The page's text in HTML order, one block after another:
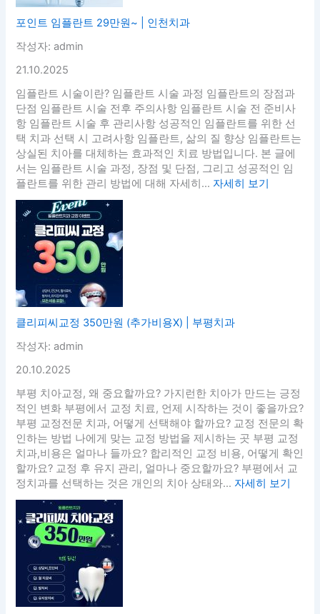
포인트 임플란트 29만원~ | 인천치과
작성자: admin
21.10.2025
임플란트 시술이란? 임플란트 시술 과정 임플란트의 장점과
단점 임플란트 시술 전후 주의사항 임플란트 시술 전 준비사
항 임플란트 시술 후 관리사항 성공적인 임플란트를 위한 선
택 치과 선택 시 고려사항 임플란트, 삶의 질 향상 임플란트는
상실된 치아를 대체하는 효과적인 치료 방법입니다. 본 글에
서는 임플란트 시술 과정, 장점 및 단점, 그리고 성공적인 임
플란트를 위한 관리 방법에 대해 자세히... 자세히 보기
클리피씨교정 350만원 (추가비용X) | 부평치과
작성자: admin
20.10.2025
부평 치아교정, 왜 중요할까요? 가지런한 치아가 만드는 긍정
적인 변화 부평에서 교정 치료, 언제 시작하는 것이 좋을까요?
부평 교정전문 치과, 어떻게 선택해야 할까요? 교정 전문의 확
인하는 방법 나에게 맞는 교정 방법을 제시하는 곳 부평 교정
치과,비용은 얼마나 들까요? 합리적인 교정 비용, 어떻게 확인
할까요? 교정 후 유지 관리, 얼마나 중요할까요? 부평에서 교
정치과를 선택하는 것은 개인의 치아 상태와... 자세히 보기